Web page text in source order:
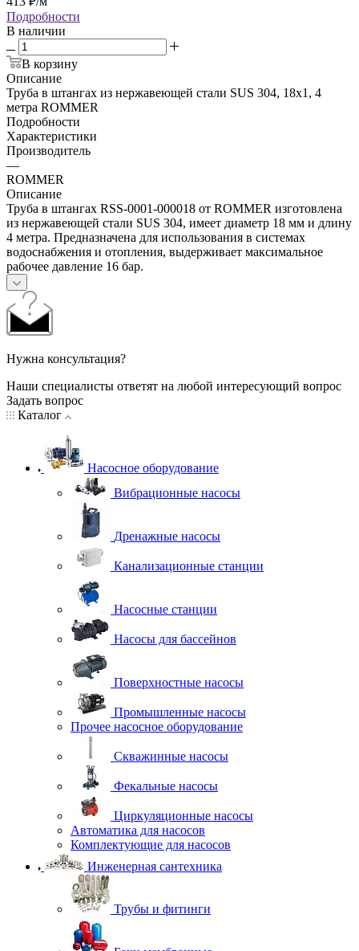
Подробности
В наличии
В корзину
Описание
Труба в штангах из нержавеющей стали SUS 304, 18х1, 4
метра ROMMER
Подробности
Характеристики
Производитель
—
ROMMER
Описание
Труба в штангах RSS-0001-000018 от ROMMER изготовлена
из нержавеющей стали SUS 304, имеет диаметр 18 мм и длину
4 метра. Предназначена для использования в системах
водоснабжения и отопления, выдерживает максимальное
рабочее давление 16 бар.
Нужна консультация?
Наши специалисты ответят на любой интересующий вопрос
Задать вопрос
Каталог
Насосное оборудование
Вибрационные насосы
Дренажные насосы
Канализационные станции
Насосные станции
Насосы для бассейнов
Поверхностные насосы
Промышленные насосы
Прочее насосное оборудование
Скважинные насосы
Фекальные насосы
Циркуляционные насосы
Автоматика для насосов
Комплектующие для насосов
Инженерная сантехника
Трубы и фитинги